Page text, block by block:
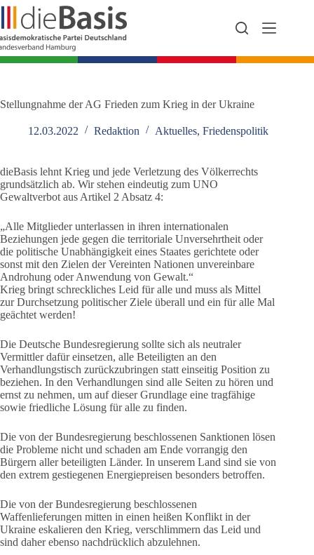
Zum
Inhalt
springen
Stellungnahme der AG Frieden zum Krieg in der Ukraine
12.03.2022 Redaktion Aktuelles, Friedenspolitik
dieBasis lehnt Krieg und jede Verletzung des Völkerrechts
grundsätzlich ab. Wir stehen eindeutig zum UNO
Gewaltverbot aus Artikel 2 Absatz 4:
„Alle Mitglieder unterlassen in ihren internationalen
Beziehungen jede gegen die territoriale Unversehrtheit oder
die politische Unabhängigkeit eines Staates gerichtete oder
sonst mit den Zielen der Vereinten Nationen unvereinbare
Androhung oder Anwendung von Gewalt.“
Krieg bringt schreckliches Leid für alle und muss als Mittel
zur Durchsetzung politischer Ziele überall und ein für alle Mal
geächtet werden!
Die Deutsche Bundesregierung sollte sich als neutraler
Vermittler dafür einsetzen, alle Beteiligten an den
Verhandlungstisch zurückzubringen statt einseitig Position zu
beziehen. In den Verhandlungen sind alle Seiten zu hören und
ernst zu nehmen, um auf dieser Grundlage eine tragfähige
sowie friedliche Lösung für alle zu finden.
Die von der Bundesregierung beschlossenen Sanktionen lösen
die Probleme nicht und schaden am Ende vorrangig den
Bürgern aller beteiligten Länder. In unserem Land sind sie von
den extrem gestiegenen Energiepreisen besonders betroffen.
Die von der Bundesregierung beschlossenen
Waffenlieferungen mitten in einen heißen Konflikt in der
Ukraine eskalieren den Krieg, verschlimmern das Leid und
sind daher ebenso nachdrücklich abzulehnen.